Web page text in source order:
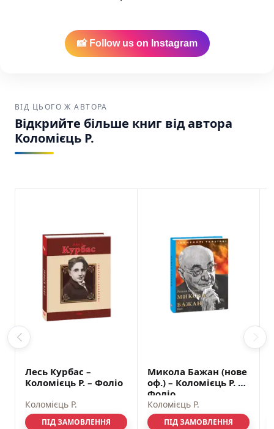
читачам, яким близькі теми цієї книги і які
змістовного читання.
Купити у США та Канаді
Америці.
Зручна доставка:
Ваше замовлення буде
надійно упаковане та відправлене через
Валер’ян Підмогильний Коломієць Р. Фоліо
📸 Follow us on Instagram
ВІД ЦЬОГО Ж АВТОРА
Відкрийте більше книг від автора
Коломієць Р.
Лесь Курбас –
Коломієць Р. – Фоліо
Коломієць Р.
ПІД ЗАМОВЛЕННЯ
Микола Бажан (нове
оф.) – Коломієць Р. –
Фоліо
Коломієць Р.
ПІД ЗАМОВЛЕННЯ